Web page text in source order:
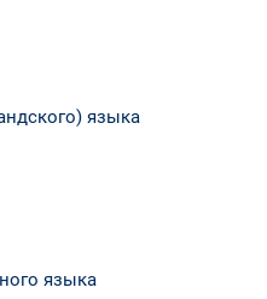
языка
языка